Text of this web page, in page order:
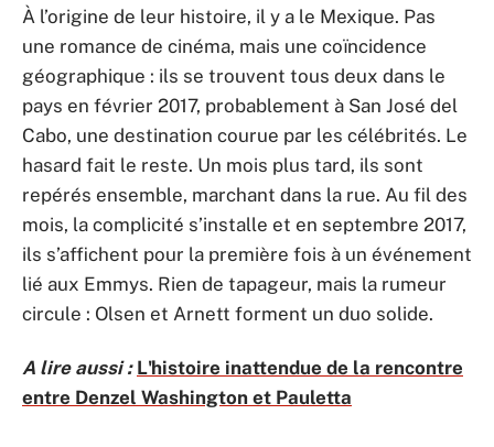
À l’origine de leur histoire, il y a le Mexique. Pas
une romance de cinéma, mais une coïncidence
géographique : ils se trouvent tous deux dans le
pays en février 2017, probablement à San José del
Cabo, une destination courue par les célébrités. Le
hasard fait le reste. Un mois plus tard, ils sont
repérés ensemble, marchant dans la rue. Au fil des
mois, la complicité s’installe et en septembre 2017,
ils s’affichent pour la première fois à un événement
lié aux Emmys. Rien de tapageur, mais la rumeur
circule : Olsen et Arnett forment un duo solide.
A lire aussi : L'histoire inattendue de la rencontre
entre Denzel Washington et Pauletta